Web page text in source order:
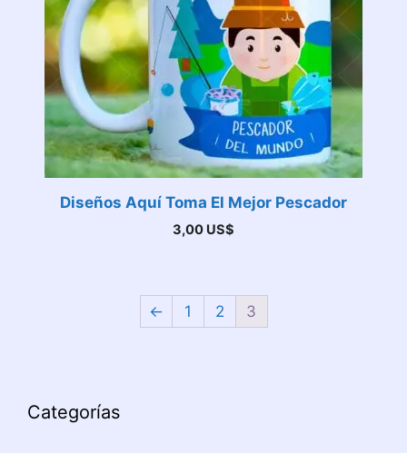
Diseños Aquí Toma El Mejor Pescador
3,00 US$
← 1 2 3
Categorías